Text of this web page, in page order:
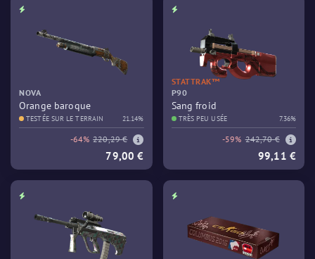
NOVA
Orange baroque
TESTÉE SUR LE TERRAIN 21.14%
-64% 220,29 €
79,00 €
STATTRAK™
P90
Sang froid
TRÈS PEU USÉE 7.36%
-59% 242,70 €
99,11 €